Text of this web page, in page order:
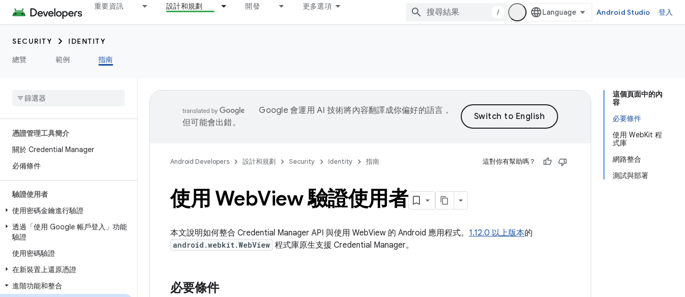
重要資訊 設計和規劃 開發 更多選項
/ Android Studio 登入
SECURITY
IDENTITY
總覽
範例 指南
憑證管理工具簡介
關於 Credential Manager
必備條件
驗證使用者
使用密碼金鑰進行驗證
透過「使用 Google 帳戶登入」功能
驗證
使用密碼驗證
在新裝置上還原憑證
進階功能和整合
這個頁面中的內
容
必要條件
使用 WebKit 程
式庫
網路整合
測試與部署
Google 會運用 AI 技術將內容翻譯成你偏好的語言，
但可能會出錯。
Android Developers 設計和規劃 Security Identity 指南 這對你有幫助嗎？
使用 WebView 驗證使用者
本文說明如何整合 Credential Manager API 與使用 WebView 的 Android 應用程式。 1.12.0 以上版本的
android.webkit.WebView 程式庫原生支援 Credential Manager。
必要條件